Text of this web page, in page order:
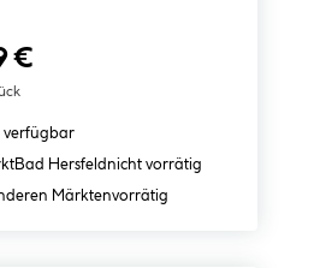
€
verfügbar
Bad Hersfeldnicht vorrätig
Märktenvorrätig